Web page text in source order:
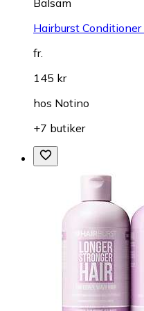
Hairburst
fr.
145 kr
hos Notino
+7 butiker